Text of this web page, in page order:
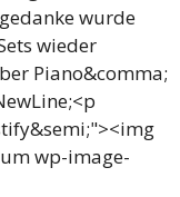
wurde
wieder
Piano&comma;
wp-image-